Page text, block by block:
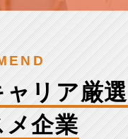
ャリア厳選
メ企業